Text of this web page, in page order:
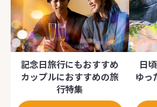
記念日旅行にもおすすめ
カップルにおすすめの旅
行特集
日
ゆっ